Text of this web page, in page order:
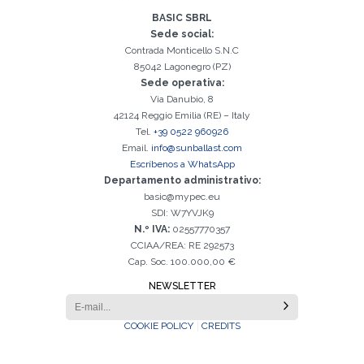
BASIC SBRL
Sede social:
Contrada Monticello S.N.C
85042 Lagonegro (PZ)
Sede operativa:
Via Danubio, 8
42124 Reggio Emilia (RE) – Italy
Tel. +39 0522 960926
Email. info@sunballast.com
Escríbenos a WhatsApp
Departamento administrativo:
basic@mypec.eu
SDI: W7YVJK9
N.º IVA: 02557770357
CCIAA/REA: RE 292573
Cap. Soc. 100.000,00 €
NEWSLETTER
COOKIE POLICY CREDITS